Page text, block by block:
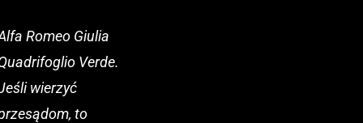
Romeo Giulia
Verde.
wierzyć
to